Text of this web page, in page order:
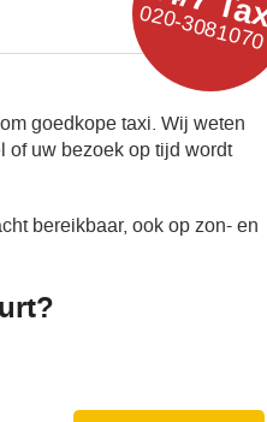
020-3081070
goedkope taxi. Wij weten
of uw bezoek op tijd wordt
bereikbaar, ook op zon- en